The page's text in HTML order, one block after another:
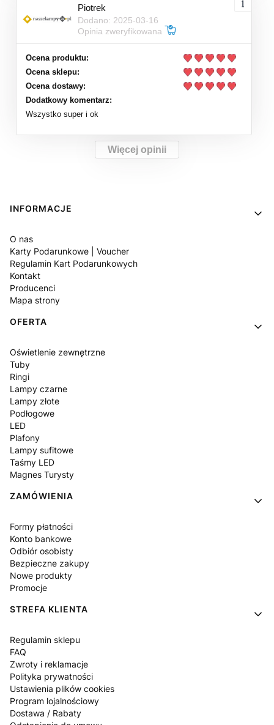
Piotrek
Dodano: 2025-03-16
Opinia zweryfikowana
Ocena produktu:
Ocena sklepu:
Ocena dostawy:
Dodatkowy komentarz:
Wszystko super i ok
Więcej opinii
Linki w stopce
INFORMACJE
O nas
Karty Podarunkowe | Voucher
Regulamin Kart Podarunkowych
Kontakt
Producenci
Mapa strony
OFERTA
Oświetlenie zewnętrzne
Tuby
Ringi
Lampy czarne
Lampy złote
Podłogowe
LED
Plafony
Lampy sufitowe
Taśmy LED
Magnes Turysty
ZAMÓWIENIA
Formy płatności
Konto bankowe
Odbiór osobisty
Bezpieczne zakupy
Nowe produkty
Promocje
STREFA KLIENTA
Regulamin sklepu
FAQ
Zwroty i reklamacje
Polityka prywatności
Ustawienia plików cookies
Program lojalnościowy
Dostawa / Rabaty